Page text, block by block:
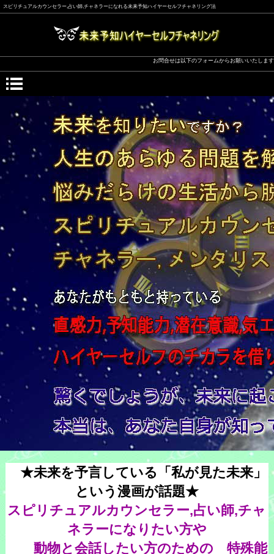
スピリチュアルカウンセラー,占い師,チャネラーになれる未来予知ハイヤーセルフチャネリング法
お問合せは以下のフォームからお願いいたします
★未来を予言している「私が見た未来」
という漫画が話題★
スピリチュアルカウンセラー,占い師,チャ
ネラーになりたい方や
動物と会話したい方のための 特殊能